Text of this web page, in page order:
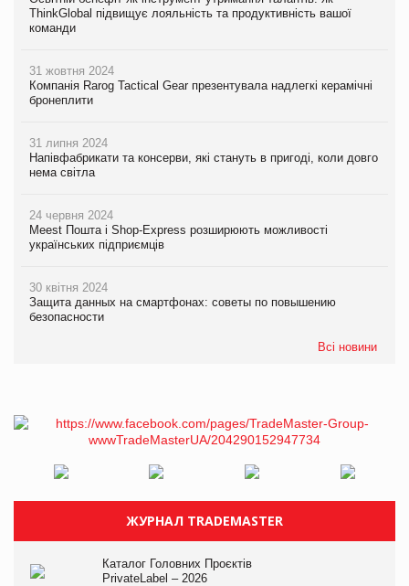
ThinkGlobal підвищує лояльність та продуктивність вашої
команди
31 жовтня 2024
Компанія Rarog Tactical Gear презентувала надлегкі керамічні
бронеплити
31 липня 2024
Напівфабрикати та консерви, які стануть в пригоді, коли довго
нема світла
24 червня 2024
Meest Пошта і Shop-Express розширюють можливості
українських підприємців
30 квітня 2024
Защита данных на смартфонах: советы по повышению
безопасности
Всі новини
ЖУРНАЛ TRADEMASTER
Каталог Головних Проєктів
PrivateLabel – 2026